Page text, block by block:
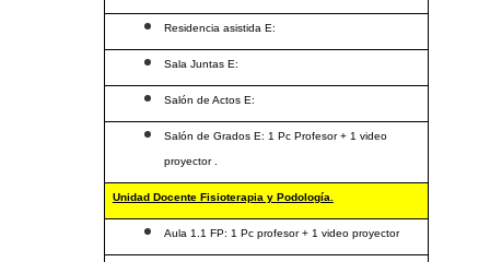
Residencia asistida E:
Sala Juntas E:
Salón de Actos E:
Salón de Grados E: 1 Pc Profesor + 1 video
proyector .
Unidad Docente Fisioterapia y Podología.
Aula 1.1 FP: 1 Pc profesor + 1 video proyector